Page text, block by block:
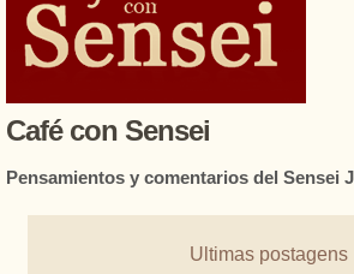
Café con Sensei
Pensamientos y comentarios del Sensei
Ultimas postagens